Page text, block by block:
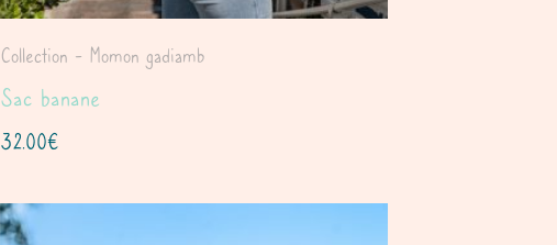
Collection - Momon gadiamb
Sac banane
32.00€